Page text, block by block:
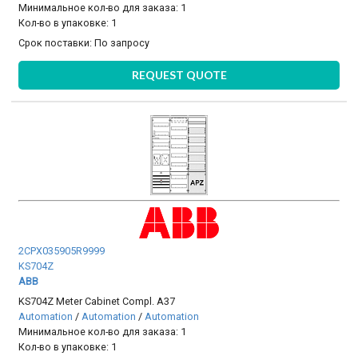
Минимальное кол-во для заказа: 1
Кол-во в упаковке: 1
Срок поставки:По запросу
REQUEST QUOTE
2CPX035905R9999
KS704Z
ABB
KS704Z Meter Cabinet Compl. A37
Automation /Automation /Automation
Минимальное кол-во для заказа: 1
Кол-во в упаковке: 1